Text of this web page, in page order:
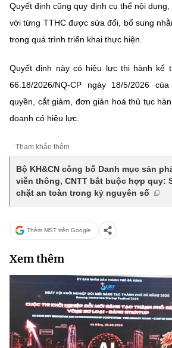
Chịu trách nhiệm nội dung: Nguyễn Thị Hải
Giám đốc Trung tâm Truyền thông Khoa
Liên hệ
Điện thoại: 024 3936 9506
©2026 Bản quyền thuộc Bộ Khoa Học và
(Ghi rõ nguồn "https://mst.gov.vn" khi
website này)
Quyết định cũng quy định cụ thể nội
với từng TTHC được sửa đổi, bổ sung
trong quá trình triển khai thực hiện.
Quyết định này có hiệu lực thi hành kể
66.18/2026/NQ-CP ngày 18/5/2026
quyền, cắt giảm, đơn giản hoá thủ tục
doanh có hiệu lực.
Tham khảo thêm
Bộ KH&CN công bố Danh mục sản
viễn thông, CNTT bắt buộc hợp quy:
chặt an toàn trong kỷ nguyên số
Thêm MST trên Google
Xem thêm